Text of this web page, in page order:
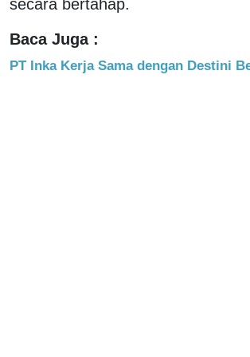
secara bertahap.
Baca Juga :
PT Inka Kerja Sama dengan Destini